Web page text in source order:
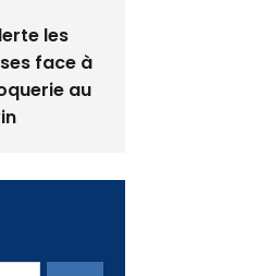
les
face à
au